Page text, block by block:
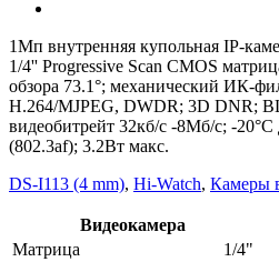
1Мп внутренняя купольная IP-
1/4'' Progressive Scan CMOS
обзора 73.1°; механический ИК-
H.264/MJPEG, DWDR; 3D DNR;
видеобитрейт 32кб/с -8Мб/с; -
(802.3af); 3.2Вт макс.
DS-I113 (4 mm), Hi-Watch, Камеры
Видеокамера
Матрица
1/4"